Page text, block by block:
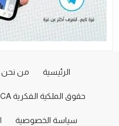
الرئيسية من نحن
حقوق الملكية الفكرية DMCA ©
سياسة الخصوصية